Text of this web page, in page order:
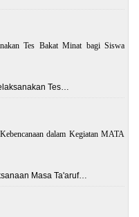
Tes Bakat Minat bagi Siswa
Tes…
dalam Kegiatan MATA
Masa Ta'aruf…